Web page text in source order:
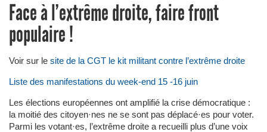
Face à l’extrême droite, faire front
populaire !
Voir sur le site de la CGT le kit militant contre l’extrême droite
Liste des manifestations du week-end 15 -16 juin
Les élections européennes ont amplifié la crise démocratique :
la moitié des citoyen·nes ne se sont pas déplacé·es pour voter.
Parmi les votant·es, l’extrême droite a recueilli plus d’une voix